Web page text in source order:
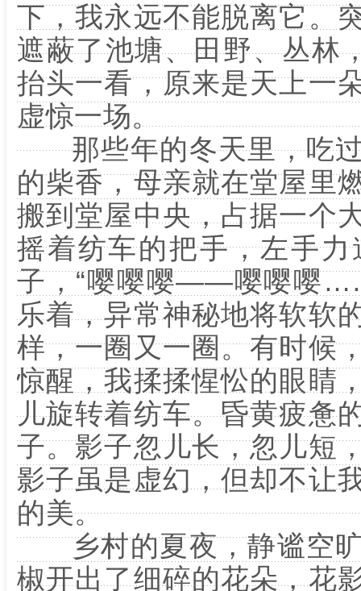
下，我永远不能脱离它。
遮蔽了池塘、田野、丛林
抬头一看，原来是天上一
虚惊一场。
那些年的冬天里，吃过
的柴香，母亲就在堂屋里
搬到堂屋中央，占据一个
摇着纺车的把手，左手
子，“嘤嘤嘤——嘤嘤嘤
乐着，异常神秘地将软软
样，一圈又一圈。有时候
惊醒，我揉揉惺忪的眼睛
儿旋转着纺车。昏黄疲惫
子。影子忽儿长，忽儿短
影子虽是虚幻，但却不让
的美。
乡村的夏夜，静谧空旷
椒开出了细碎的花朵，花